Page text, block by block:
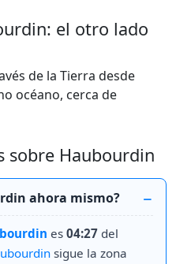
el otro lado
de la Tierra desde
océano, cerca de
sobre Haubourdin
ahora mismo?
es 04:27 del
sigue la zona